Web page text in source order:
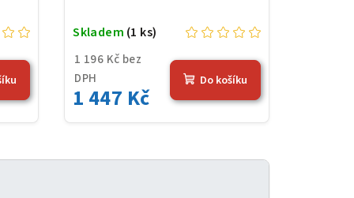
1 196 Kč bez
DPH
1 447 Kč
Skladem (1 ks)
Do košíku